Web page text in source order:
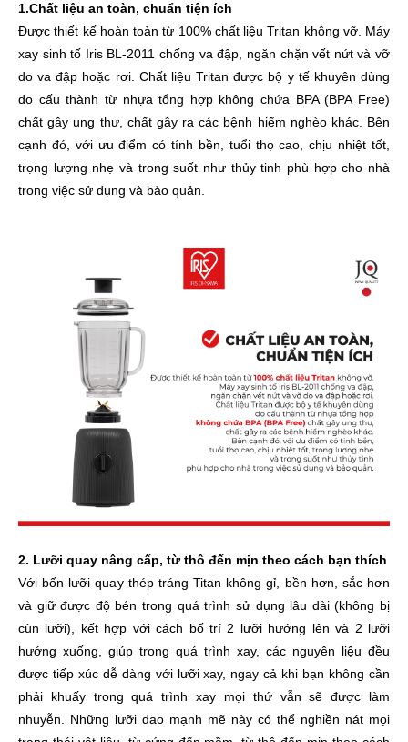
1.Chất liệu an toàn, chuẩn tiện ích
Được thiết kế hoàn toàn từ 100% chất liệu Tritan không vỡ. Máy
xay sinh tố Iris BL-2011 chống va đập, ngăn chặn vết nứt và vỡ
do va đập hoặc rơi. Chất liệu Tritan được bộ y tế khuyên dùng
do cấu thành từ nhựa tổng hợp không chứa BPA (BPA Free)
chất gây ung thư, chất gây ra các bệnh hiểm nghèo khác. Bên
cạnh đó, với ưu điểm có tính bền, tuổi thọ cao, chịu nhiệt tốt,
trọng lượng nhẹ và trong suốt như thủy tinh phù hợp cho nhà
trong việc sử dụng và bảo quản.
2. Lưỡi quay nâng cấp, từ thô đến mịn theo cách bạn thích
Với bốn lưỡi quay thép tráng Titan không gỉ, bền hơn, sắc hơn
và giữ được độ bén trong quá trình sử dụng lâu dài (không bị
cùn lưỡi), kết hợp với cách bố trí 2 lưỡi hướng lên và 2 lưỡi
hướng xuống, giúp trong quá trình xay, các nguyên liệu đều
được tiếp xúc dễ dàng với lưỡi xay, ngay cả khi bạn không cần
phải khuấy trong quá trình xay mọi thứ vẫn sẽ được làm
nhuyễn. Những lưỡi dao mạnh mẽ này có thể nghiền nát mọi